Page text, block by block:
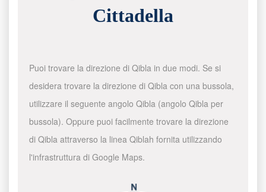
Cittadella
Puoi trovare la direzione di Qibla in due modi. Se si
desidera trovare la direzione di Qibla con una bussola,
utilizzare il seguente angolo Qibla (angolo Qibla per
bussola). Oppure puoi facilmente trovare la direzione
di Qibla attraverso la linea Qiblah fornita utilizzando
l'infrastruttura di Google Maps.